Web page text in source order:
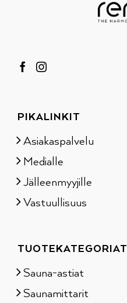
PIKALINKIT
Asiakaspalvelu
Medialle
Jälleenmyyjille
Vastuullisuus
TUOTEKATEGORIAT
Sauna-astiat
Saunamittarit